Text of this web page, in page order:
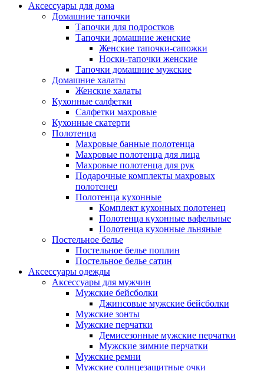
Аксессуары для дома
Домашние тапочки
Тапочки для подростков
Тапочки домашние женские
Женские тапочки-сапожки
Носки-тапочки женские
Тапочки домашние мужские
Домашние халаты
Женские халаты
Кухонные салфетки
Салфетки махровые
Кухонные скатерти
Полотенца
Махровые банные полотенца
Махровые полотенца для лица
Махровые полотенца для рук
Подарочные комплекты махровых
полотенец
Полотенца кухонные
Комплект кухонных полотенец
Полотенца кухонные вафельные
Полотенца кухонные льняные
Постельное белье
Постельное белье поплин
Постельное белье сатин
Аксессуары одежды
Аксессуары для мужчин
Мужские бейсболки
Джинсовые мужские бейсболки
Мужские зонты
Мужские перчатки
Демисезонные мужские перчатки
Мужские зимние перчатки
Мужские ремни
Мужские солнцезащитные очки